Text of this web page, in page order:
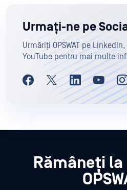
Urmați-ne pe
Urmăriți OPSWAT pe
YouTube pentru mai multe
Rămâneți